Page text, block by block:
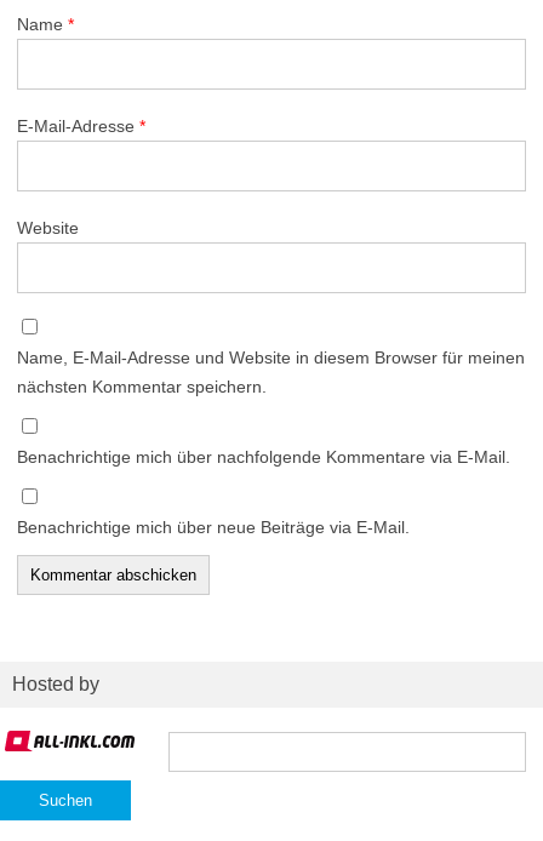
Name *
E-Mail-Adresse *
Website
Name, E-Mail-Adresse und Website in diesem Browser für meinen
nächsten Kommentar speichern.
Benachrichtige mich über nachfolgende Kommentare via E-Mail.
Benachrichtige mich über neue Beiträge via E-Mail.
Hosted by
Suchen